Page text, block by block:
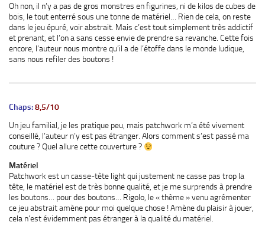
Oh non, il n’y a pas de gros monstres en figurines, ni de kilos de cubes de
bois, le tout enterré sous une tonne de matériel… Rien de cela, on reste
dans le jeu épuré, voir abstrait. Mais c’est tout simplement très addictif
et prenant, et l’on a sans cesse envie de prendre sa revanche. Cette fois
encore, l’auteur nous montre qu’il a de l’étoffe dans le monde ludique,
sans nous refiler des boutons !
Chaps:8,5/10
Un jeu familial, je les pratique peu, mais patchwork m’a été vivement
conseillé, l’auteur n’y est pas étranger. Alors comment s’est passé ma
couture ? Quel allure cette couverture ?
Matériel
Patchwork est un casse-tête light qui justement ne casse pas trop la
tête, le matériel est de très bonne qualité, et je me surprends à prendre
les boutons… pour des boutons… Rigolo, le « thème » venu agrémenter
ce jeu abstrait amène pour moi quelque chose ! Amène du plaisir à jouer,
cela n’est évidemment pas étranger à la qualité du matériel.